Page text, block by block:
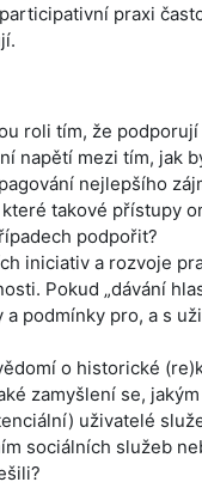
praxi
roli tím, že podporují
napětí mezi tím, jak
nejlepšího
takové přístupy
podpořit?
iniciativ a rozvoje
Pokud „dávání
podmínky pro, a s
o historické
zamyšlení se,
uživatelé
sociálních služeb